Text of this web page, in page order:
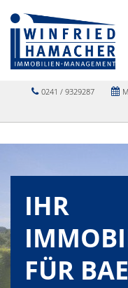
0241 / 9329287
IHR
FÜR